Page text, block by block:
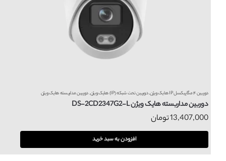
دوربین ۴ مگاپیکسل IP هایک ویژن ,دوربین تحت شبکه (IP) هایک ویژن ,دوربین مداربسته هایک ویژن
دوربین مداربسته هایک ویژن DS-2CD2347G2-L
13,407,000تومان
افزودن به سبد خرید